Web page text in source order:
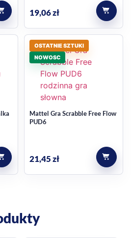
19,06zł
OSTATNIE SZTUKI
NOWOSC
Mattel Gra Scrabble Free Flow
PUD6
21,45zł